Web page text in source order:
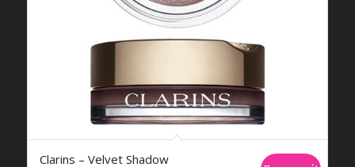
Clarins – Velvet Shadow